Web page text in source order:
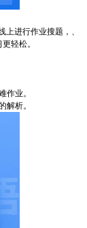
上进行作业搜题，、
轻松。
作业。
解析。